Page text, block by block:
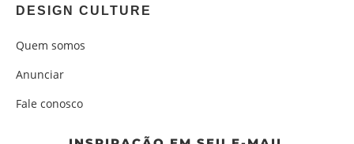
DESIGN CULTURE
Quem somos
Anunciar
Fale conosco